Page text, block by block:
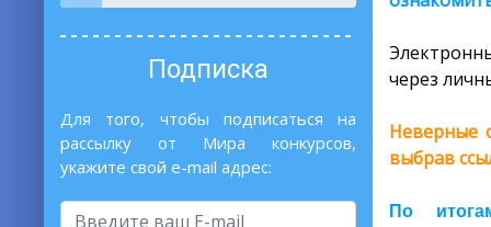
Подписка
Для того, чтобы подписаться на
рассылку от Мира конкурсов,
укажите свой e-mail адрес:
через
Неверные
выбрав
По